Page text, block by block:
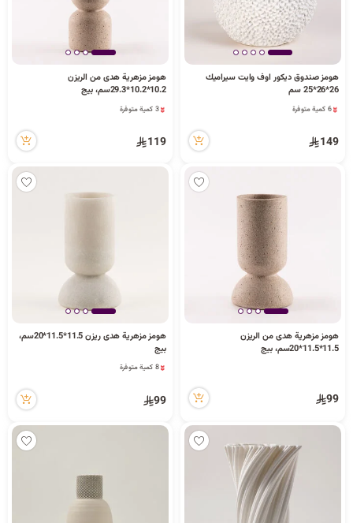
هومز صندوق ديكور اوف وايت سيراميك
26*26*25 سم
6 كمية متوفرة
6 كمية متوفرة
149
هومز مزهرية هدى من الريزن
10.2*10.2*29.3سم، بيج
3 كمية متوفرة
3 مشاهدة مؤخراً
3 كمية متوفرة
119
هومز مزهرية هدى من الريزن
11.5*11.5*20سم، بيج
99
هومز مزهرية هدى ريزن 11.5*11.5*20سم،
بيج
8 كمية متوفرة
99